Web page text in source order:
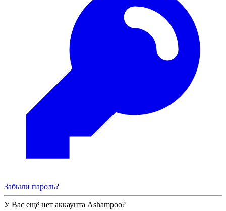
Забыли пароль?
У Вас ещё нет аккаунта Ashampoo?